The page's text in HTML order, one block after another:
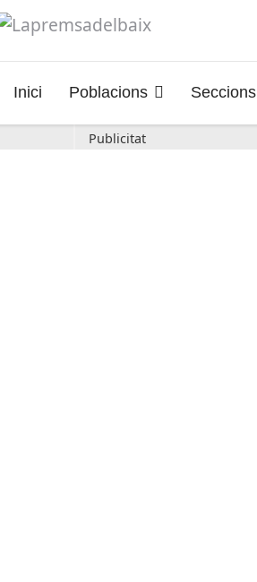
Inici Poblacions Seccions
Publicitat